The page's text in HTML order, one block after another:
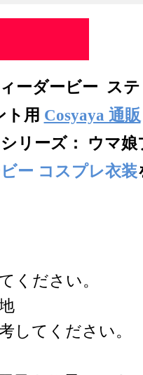
ーダービー ス
ト用 Cosyaya 通販
リーズ： ウマ娘
ー コスプレ衣装
ください。
してください。